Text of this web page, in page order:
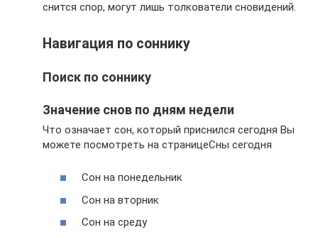
снится спор, могут лишь толкователи сновидений.
Навигация по соннику
Поиск по соннику
Значение снов по дням недели
Что означает сон, который приснился сегодня Вы
можете посмотреть на страницеСны сегодня
Сон на понедельник
Сон на вторник
Сон на среду